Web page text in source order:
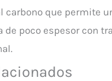
carbono que permite
de poco espesor con